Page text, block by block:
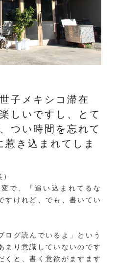
子メキシコ滞在
しいですし、とて
つい時間を忘れて
惹き込まれてしま
で、「追い込まれてるな
すけれど、でも、書いてい
ログ読んでいるよ」という
まり意識していないのです
くと、書く意欲がますます